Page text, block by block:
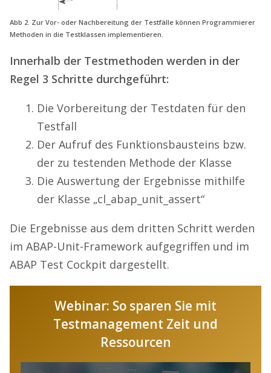
Abb 2. Zur Vor- oder Nachbereitung der Testfälle können Programmierer
Methoden in die Testklassen implementieren.
Innerhalb der Testmethoden werden in der
Regel 3 Schritte durchgeführt:
Die Vorbereitung der Testdaten für den
Testfall
Der Aufruf des Funktionsbausteins bzw.
der zu testenden Methode der Klasse
Die Auswertung der Ergebnisse mithilfe
der Klasse „cl_abap_unit_assert“
Die Ergebnisse aus dem dritten Schritt werden
im ABAP-Unit-Framework aufgegriffen und im
ABAP Test Cockpit dargestellt.
Webinar: So sparen Sie mit
Testmanagement Zeit und
Ressourcen